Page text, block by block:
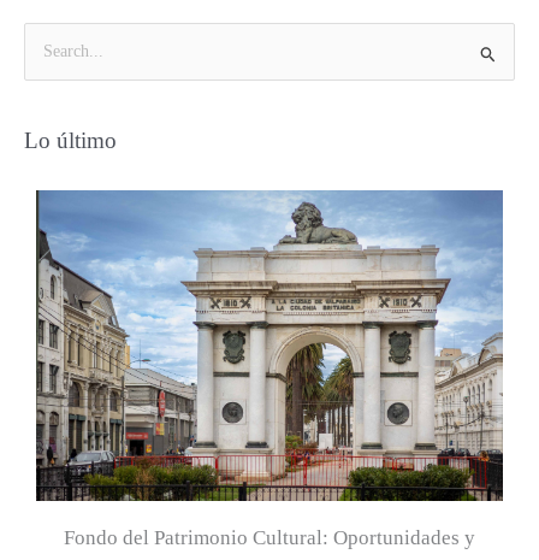
Lo último
Fondo del Patrimonio Cultural: Oportunidades y